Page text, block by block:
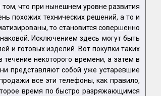
что при нынешнем уровне развития
похожих технических решений, а то и
то становится совершенно
Исключением здесь могут быть
и готовых изделий. Вот покупки таких
некоторого времени, а затем в
представляют собой уже устаревшие
все эти телефоны, как правило,
время по быстро разряжающимся